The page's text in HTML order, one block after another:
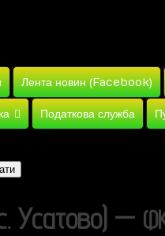
Лента новин (Facebook)
Податкова служба
Усатово) —